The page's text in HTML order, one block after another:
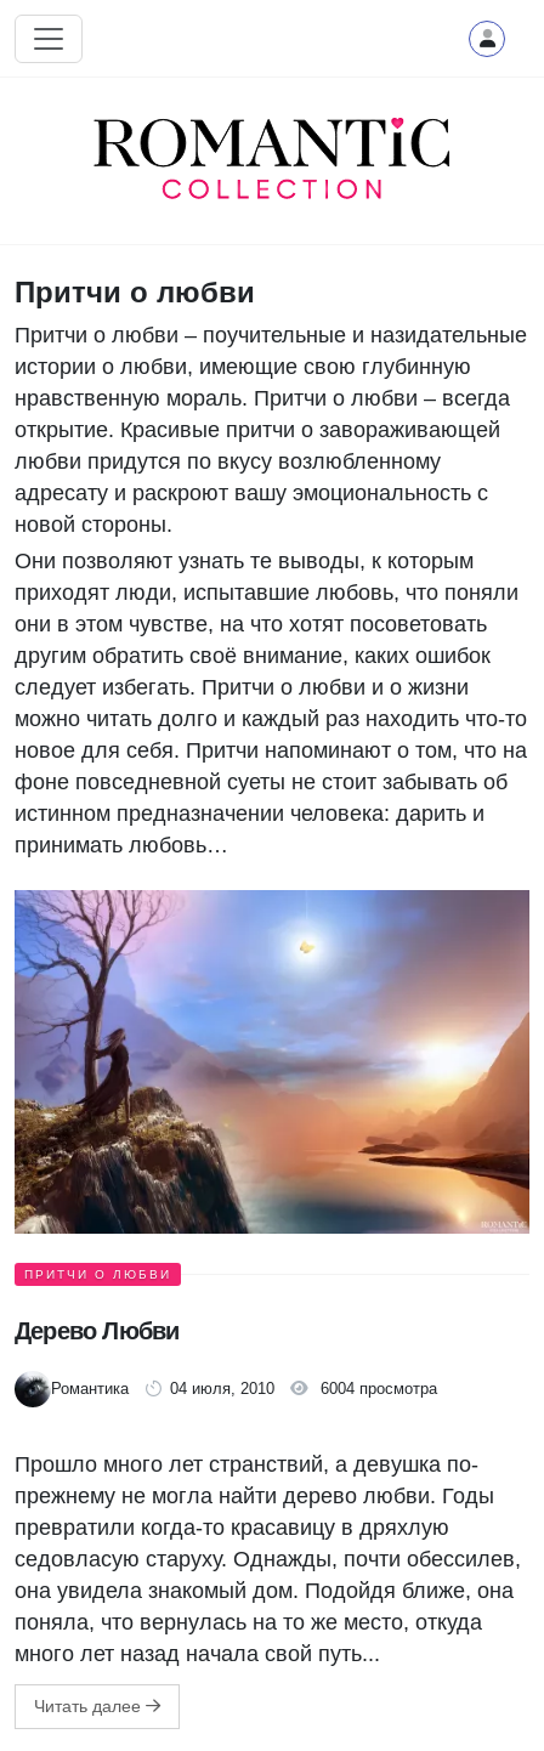
Перейти к основному содержанию
Притчи о любви
Притчи о любви – поучительные и назидательные
истории о любви, имеющие свою глубинную
нравственную мораль. Притчи о любви – всегда
открытие. Красивые притчи о завораживающей
любви придутся по вкусу возлюбленному
адресату и раскроют вашу эмоциональность с
новой стороны.
Они позволяют узнать те выводы, к которым
приходят люди, испытавшие любовь, что поняли
они в этом чувстве, на что хотят посоветовать
другим обратить своё внимание, каких ошибок
следует избегать. Притчи о любви и о жизни
можно читать долго и каждый раз находить что-то
новое для себя. Притчи напоминают о том, что на
фоне повседневной суеты не стоит забывать об
истинном предназначении человека: дарить и
принимать любовь…
ПРИТЧИ О ЛЮБВИ
Дерево Любви
Романтика 04 июля, 2010 6004 просмотра
Прошло много лет странствий, а девушка по-
прежнему не могла найти дерево любви. Годы
превратили когда-то красавицу в дряхлую
седовласую старуху. Однажды, почти обессилев,
она увидела знакомый дом. Подойдя ближе, она
поняла, что вернулась на то же место, откуда
много лет назад начала свой путь...
Читать далее